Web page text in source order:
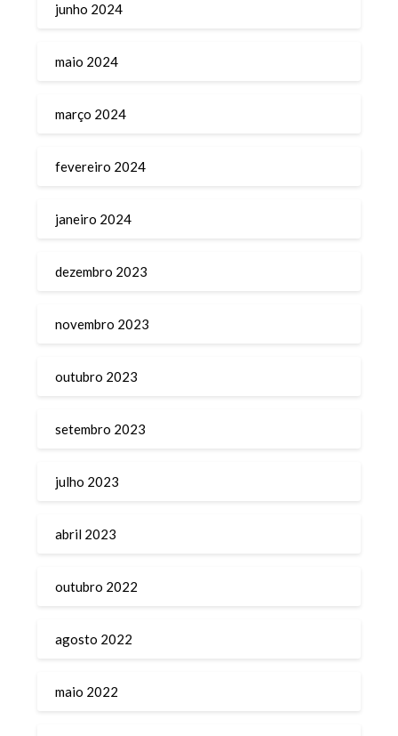
junho 2024
maio 2024
março 2024
fevereiro 2024
janeiro 2024
dezembro 2023
novembro 2023
outubro 2023
setembro 2023
julho 2023
abril 2023
outubro 2022
agosto 2022
maio 2022